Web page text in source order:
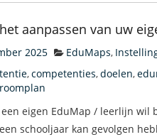
aanpassen van uw
2025 EduMaps,
,competenties,doelen,
eigen EduMap / leerlijn wil
schooljaar kan gevolgen